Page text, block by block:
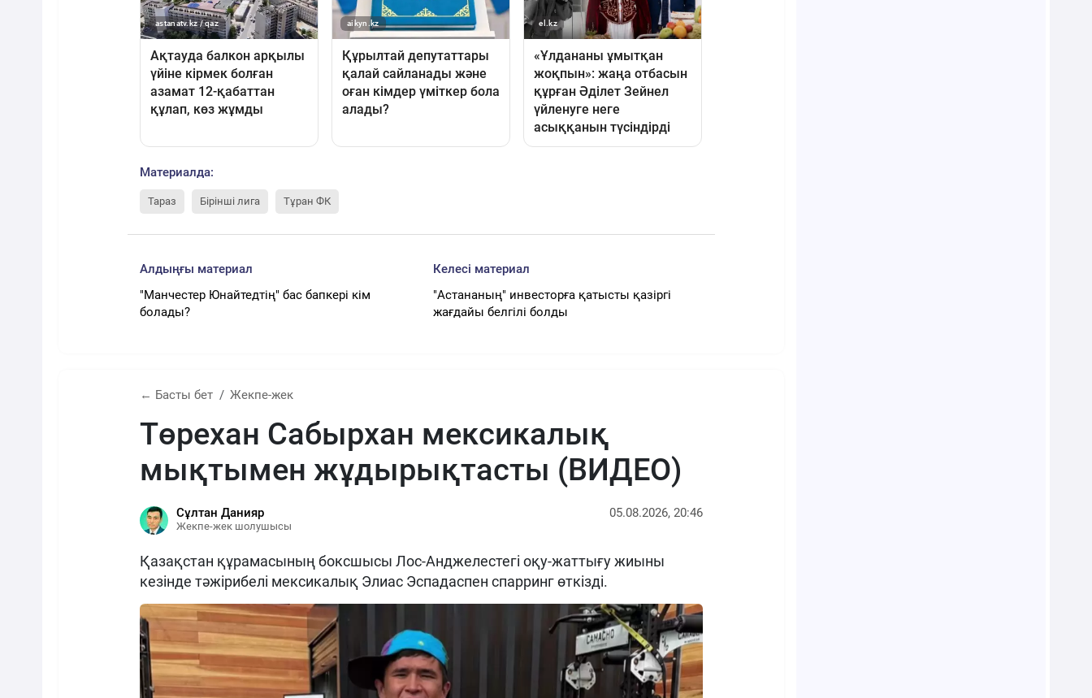
Материалда:
Тараз Бірінші лига Тұран ФК
Алдыңғы материал
"Манчестер Юнайтедтің" бас бапкері кім
болады?
Келесі материал
"Астананың" инвесторға қатысты қазіргі
жағдайы белгілі болды
← Басты бет Жекпе-жек
Төрехан Сабырхан мексикалық
мықтымен жұдырықтасты (ВИДЕО)
Сұлтан Данияр
Жекпе-жек шолушысы
05.08.2026, 20:46
Қазақстан құрамасының боксшысы Лос-Анджелестегі оқу-жаттығу жиыны
кезінде тәжірибелі мексикалық Элиас Эспадаспен спарринг өткізді.